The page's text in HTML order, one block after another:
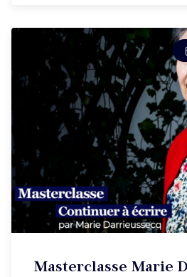
Masterclasse Marie